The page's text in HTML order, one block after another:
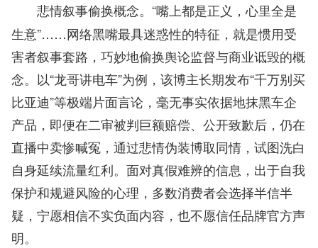
悲情叙事偷换概念。 “嘴上都是正义，心里全是
生意”……网络黑嘴最具迷惑性的特征，就是惯用受
害者叙事套路，巧妙地偷换舆论监督与商业诋毁的概
念。以“龙哥讲电车”为例，该博主长期发布“千万别买
比亚迪”等极端片面言论，毫无事实依据地抹黑车企
产品，即便在二审被判巨额赔偿、公开致歉后，仍在
直播中卖惨喊冤，通过悲情伪装博取同情，试图洗白
自身延续流量红利。面对真假难辨的信息，出于自我
保护和规避风险的心理，多数消费者会选择半信半
疑，宁愿相信不实负面内容，也不愿信任品牌官方声
明。